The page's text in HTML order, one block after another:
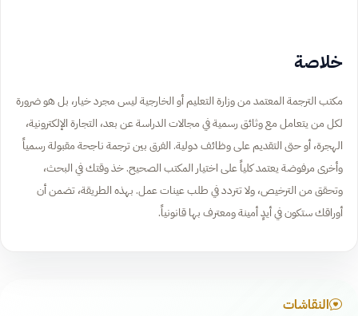
خلاصة
مكتب الترجمة المعتمد من وزارة التعليم أو الخارجية ليس مجرد خيار، بل هو ضرورة
لكل من يتعامل مع وثائق رسمية في مجالات الدراسة عن بعد، التجارة الإلكترونية،
الهجرة، أو حتى التقديم على وظائف دولية. الفرق بين ترجمة ناجحة مقبولة رسمياً
وأخرى مرفوضة يعتمد كلياً على اختيار المكتب الصحيح. خذ وقتك في البحث،
وتحقق من الترخيص، ولا تتردد في طلب عينات عمل. بهذه الطريقة، تضمن أن
أوراقك ستكون في أيدٍ أمينة ومعترف بها قانونياً.
النقاشات